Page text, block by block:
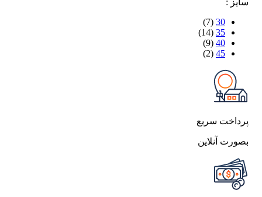
سایز :
30
(7)
35
(14)
40
(9)
45
(2)
پرداخت سریع
بصورت آنلاین